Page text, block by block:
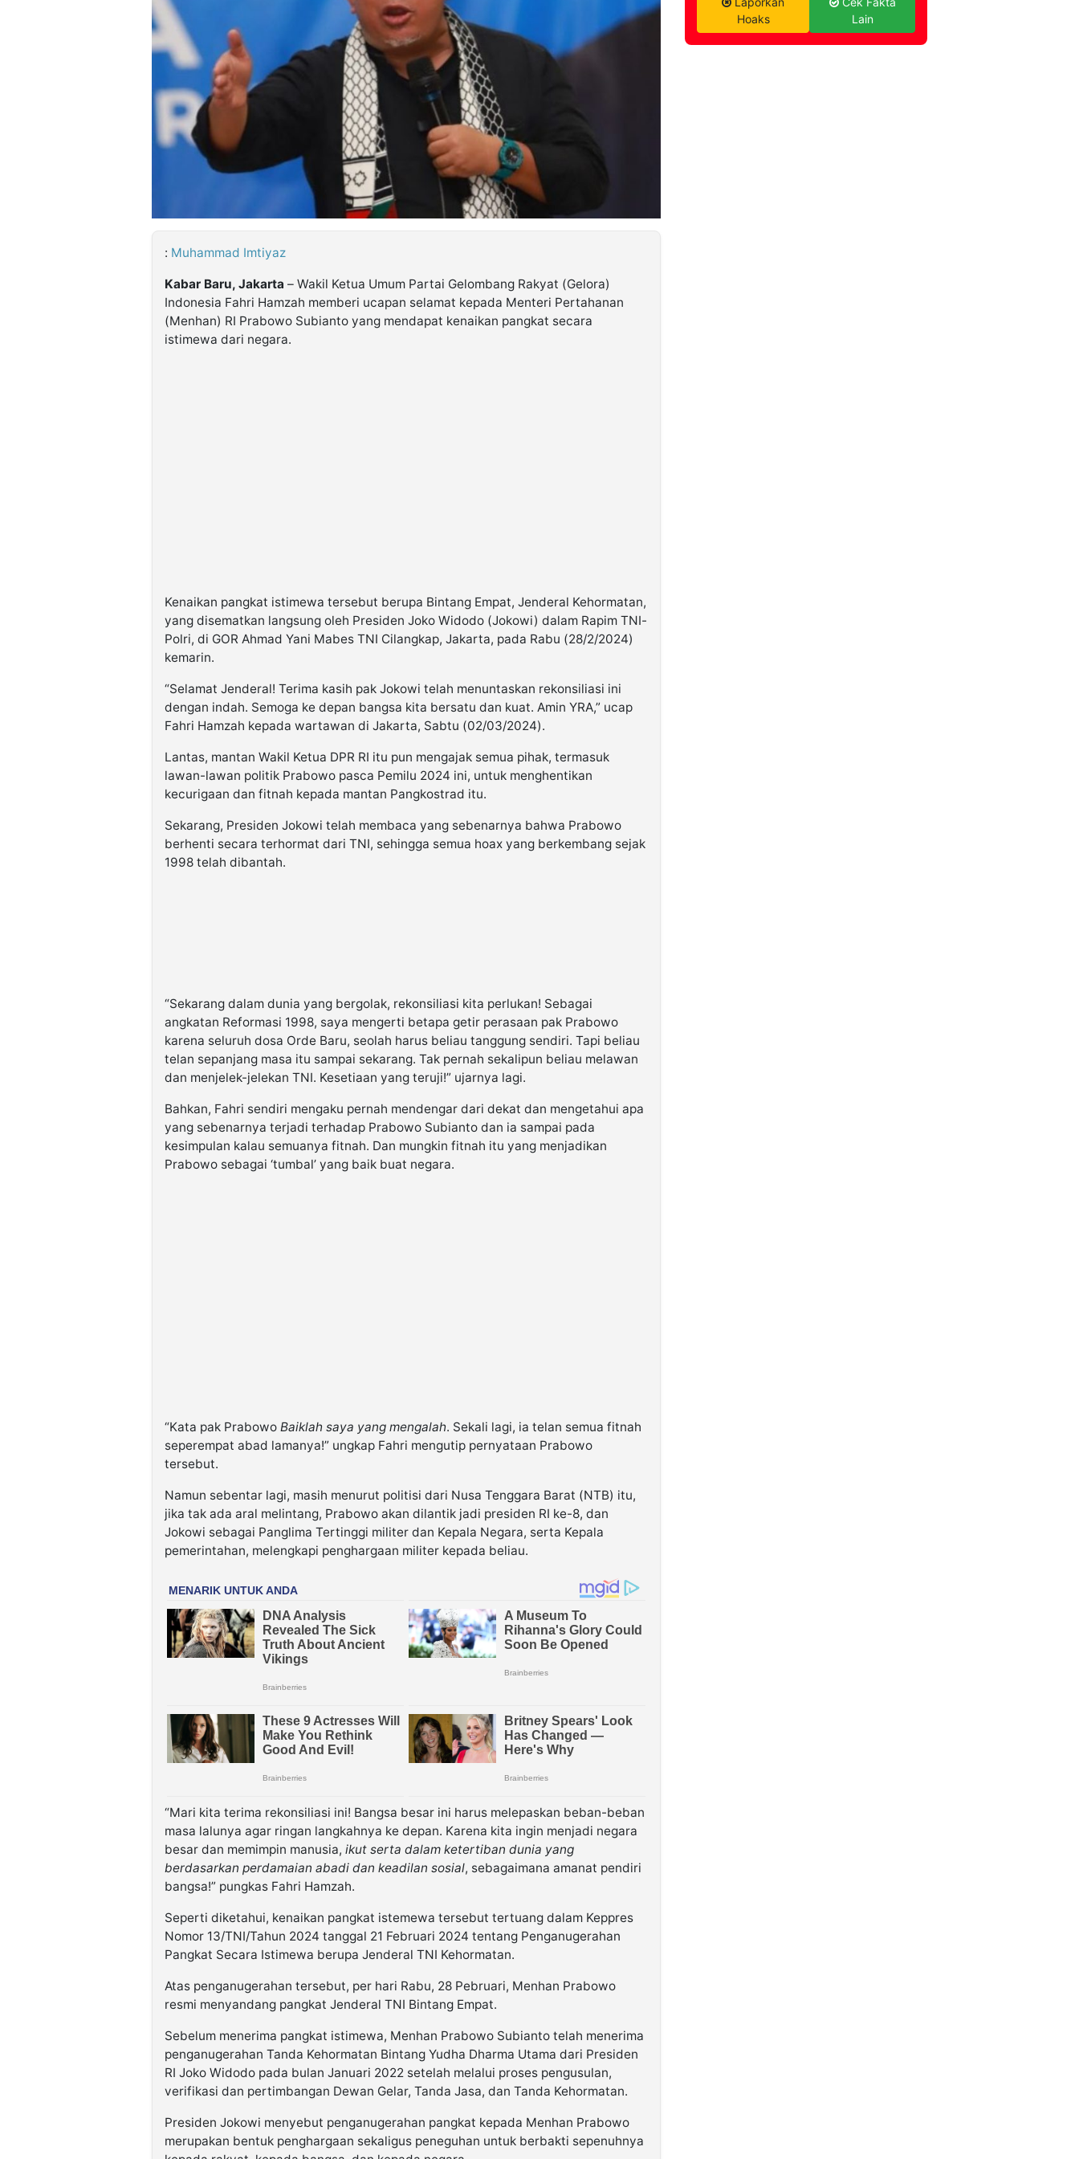
: Muhammad Imtiyaz
Kabar Baru, Jakarta – Wakil Ketua Umum Partai Gelombang Rakyat (Gelora)
Indonesia Fahri Hamzah memberi ucapan selamat kepada Menteri Pertahanan
(Menhan) RI Prabowo Subianto yang mendapat kenaikan pangkat secara
istimewa dari negara.
Kenaikan pangkat istimewa tersebut berupa Bintang Empat, Jenderal Kehormatan,
yang disematkan langsung oleh Presiden Joko Widodo (Jokowi) dalam Rapim TNI-
Polri, di GOR Ahmad Yani Mabes TNI Cilangkap, Jakarta, pada Rabu (28/2/2024)
kemarin.
“Selamat Jenderal! Terima kasih pak Jokowi telah menuntaskan rekonsiliasi ini
dengan indah. Semoga ke depan bangsa kita bersatu dan kuat. Amin YRA,” ucap
Fahri Hamzah kepada wartawan di Jakarta, Sabtu (02/03/2024).
Lantas, mantan Wakil Ketua DPR RI itu pun mengajak semua pihak, termasuk
lawan-lawan politik Prabowo pasca Pemilu 2024 ini, untuk menghentikan
kecurigaan dan fitnah kepada mantan Pangkostrad itu.
Sekarang, Presiden Jokowi telah membaca yang sebenarnya bahwa Prabowo
berhenti secara terhormat dari TNI, sehingga semua hoax yang berkembang sejak
1998 telah dibantah.
“Sekarang dalam dunia yang bergolak, rekonsiliasi kita perlukan! Sebagai
angkatan Reformasi 1998, saya mengerti betapa getir perasaan pak Prabowo
karena seluruh dosa Orde Baru, seolah harus beliau tanggung sendiri. Tapi beliau
telan sepanjang masa itu sampai sekarang. Tak pernah sekalipun beliau melawan
dan menjelek-jelekan TNI. Kesetiaan yang teruji!” ujarnya lagi.
Bahkan, Fahri sendiri mengaku pernah mendengar dari dekat dan mengetahui apa
yang sebenarnya terjadi terhadap Prabowo Subianto dan ia sampai pada
kesimpulan kalau semuanya fitnah. Dan mungkin fitnah itu yang menjadikan
Prabowo sebagai ‘tumbal’ yang baik buat negara.
“Kata pak Prabowo Baiklah saya yang mengalah. Sekali lagi, ia telan semua fitnah
seperempat abad lamanya!” ungkap Fahri mengutip pernyataan Prabowo
tersebut.
Namun sebentar lagi, masih menurut politisi dari Nusa Tenggara Barat (NTB) itu,
jika tak ada aral melintang, Prabowo akan dilantik jadi presiden RI ke-8, dan
Jokowi sebagai Panglima Tertinggi militer dan Kepala Negara, serta Kepala
pemerintahan, melengkapi penghargaan militer kepada beliau.
“Mari kita terima rekonsiliasi ini! Bangsa besar ini harus melepaskan beban-beban
masa lalunya agar ringan langkahnya ke depan. Karena kita ingin menjadi negara
besar dan memimpin manusia, ikut serta dalam ketertiban dunia yang
berdasarkan perdamaian abadi dan keadilan sosial, sebagaimana amanat pendiri
bangsa!” pungkas Fahri Hamzah.
Seperti diketahui, kenaikan pangkat istemewa tersebut tertuang dalam Keppres
Nomor 13/TNI/Tahun 2024 tanggal 21 Februari 2024 tentang Penganugerahan
Pangkat Secara Istimewa berupa Jenderal TNI Kehormatan.
Atas penganugerahan tersebut, per hari Rabu, 28 Pebruari, Menhan Prabowo
resmi menyandang pangkat Jenderal TNI Bintang Empat.
Sebelum menerima pangkat istimewa, Menhan Prabowo Subianto telah menerima
penganugerahan Tanda Kehormatan Bintang Yudha Dharma Utama dari Presiden
RI Joko Widodo pada bulan Januari 2022 setelah melalui proses pengusulan,
verifikasi dan pertimbangan Dewan Gelar, Tanda Jasa, dan Tanda Kehormatan.
Presiden Jokowi menyebut penganugerahan pangkat kepada Menhan Prabowo
merupakan bentuk penghargaan sekaligus peneguhan untuk berbakti sepenuhnya
Hoaks
Lain